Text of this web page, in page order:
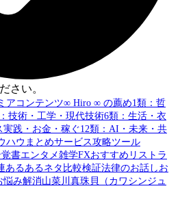
さい。
アコンテンツ∞ Hiro ∞ の薦め1類：哲
技術・工学・現代技術6類：生活・衣
実践・お金・稼ぐ12類：AI・未来・共
ハウまとめサービス攻略ツール
書エンタメ雑学FXおすすめリスト ラ
あるあるネタ 比較検証法律のお話し お
悩み解消山菜川真珠貝（カワシンジュ